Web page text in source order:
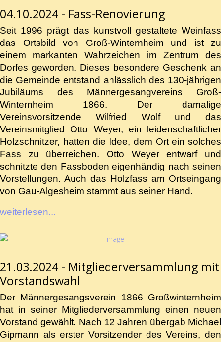
04.10.2024 - Fass-Renovierung
Seit 1996 prägt das kunstvoll gestaltete Weinfass
das Ortsbild von Groß-Winternheim und ist zu
einem markanten Wahrzeichen im Zentrum des
Dorfes geworden. Dieses besondere Geschenk an
die Gemeinde entstand anlässlich des 130-jährigen
Jubiläums des Männergesangvereins Groß-
Winternheim 1866. Der damalige
Vereinsvorsitzende Wilfried Wolf und das
Vereinsmitglied Otto Weyer, ein leidenschaftlicher
Holzschnitzer, hatten die Idee, dem Ort ein solches
Fass zu überreichen. Otto Weyer entwarf und
schnitzte den Fassboden eigenhändig nach seinen
Vorstellungen. Auch das Holzfass am Ortseingang
von Gau-Algesheim stammt aus seiner Hand.
weiterlesen...
21.03.2024 - Mitgliederversammlung mit
Vorstandswahl
Der Männergesangsverein 1866 Großwinternheim
hat in seiner Mitgliederversammlung einen neuen
Vorstand gewählt. Nach 12 Jahren übergab Michael
Gipmann als erster Vorsitzender des Vereins, den